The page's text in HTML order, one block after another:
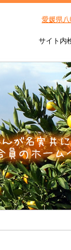
愛媛県八
サイト内